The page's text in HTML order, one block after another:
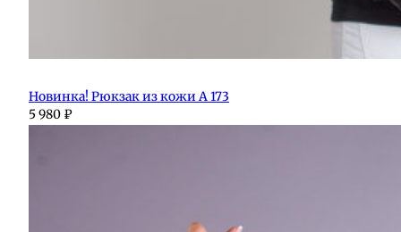
Новинка! Рюкзак из кожи А 173
5 980 ₽